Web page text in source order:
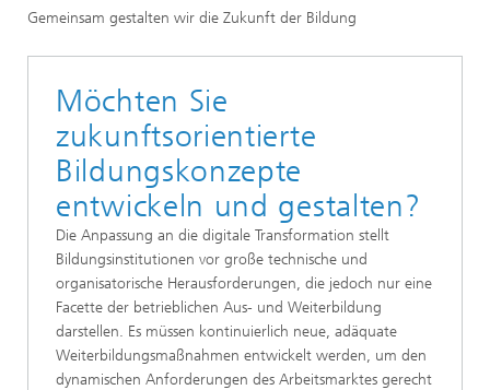
Gemeinsam gestalten wir die Zukunft der Bildung
Möchten Sie
zukunftsorientierte
Bildungskonzepte
entwickeln und gestalten?
Die Anpassung an die digitale Transformation stellt
Bildungsinstitutionen vor große technische und
organisatorische Herausforderungen, die jedoch nur eine
Facette der betrieblichen Aus- und Weiterbildung
darstellen. Es müssen kontinuierlich neue, adäquate
Weiterbildungsmaßnahmen entwickelt werden, um den
dynamischen Anforderungen des Arbeitsmarktes gerecht